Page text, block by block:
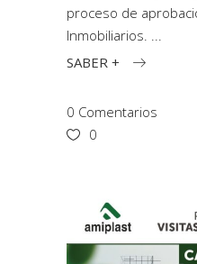
proceso de
Inmobiliarios.
SABER +
0 Comentarios
0